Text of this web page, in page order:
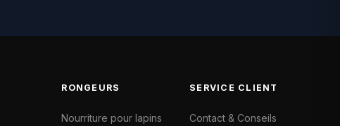
RONGEURS
Nourriture pour lapins
SERVICE CLIENT
Contact & Conseils